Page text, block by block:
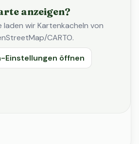
anzeigen?
laden wir Kartenkacheln von
CARTO.
Einstellungen öffnen